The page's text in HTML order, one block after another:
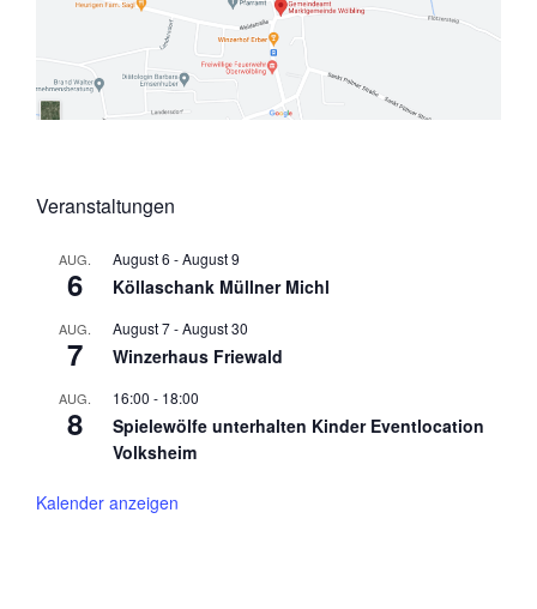
Veranstaltungen
AUG.
6
August 6 -August 9
Köllaschank Müllner Michl
AUG.
7
August 7-August 30
Winzerhaus Friewald
AUG.
8
16:00 - 18:00
Spielewölfe unterhalten Kinder Eventlocation
Volksheim
Kalender anzeigen